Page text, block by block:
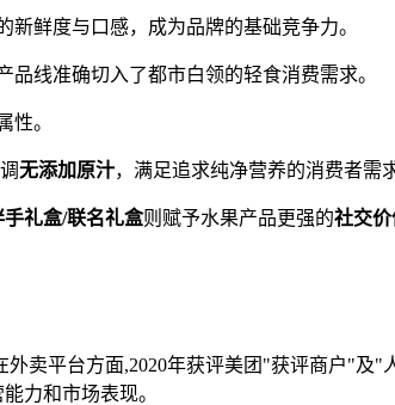
鲜度与口感，成为品牌的基础竞争力。
线准确切入了都市白领的轻食消费需求。
性。
无添加原汁，满足追求纯净营养的消费者需求
手礼盒/联名礼盒则赋予水果产品更强的社交价
卖平台方面,2020年获评美团"获评商户"及"
力和市场表现。